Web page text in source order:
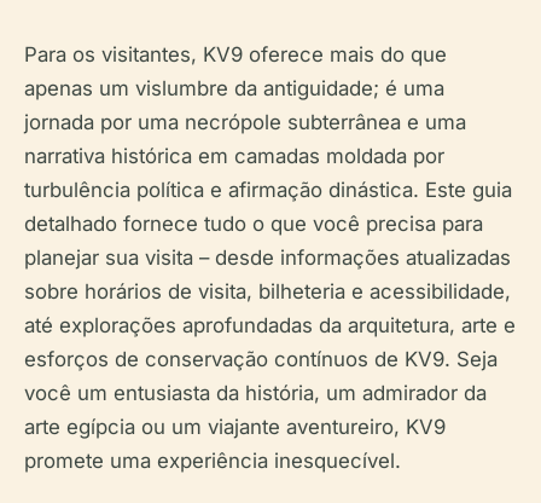
Para os visitantes, KV9 oferece mais do que
apenas um vislumbre da antiguidade; é uma
jornada por uma necrópole subterrânea e uma
narrativa histórica em camadas moldada por
turbulência política e afirmação dinástica. Este guia
detalhado fornece tudo o que você precisa para
planejar sua visita – desde informações atualizadas
sobre horários de visita, bilheteria e acessibilidade,
até explorações aprofundadas da arquitetura, arte e
esforços de conservação contínuos de KV9. Seja
você um entusiasta da história, um admirador da
arte egípcia ou um viajante aventureiro, KV9
promete uma experiência inesquecível.